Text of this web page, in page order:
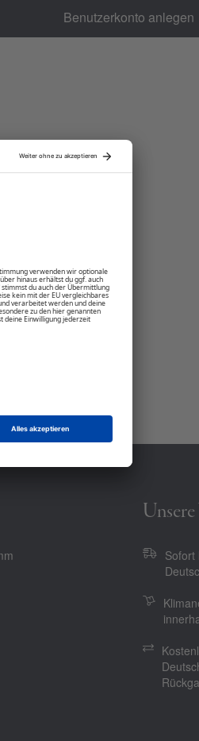
Benutzerkonto anlegen
Sofort